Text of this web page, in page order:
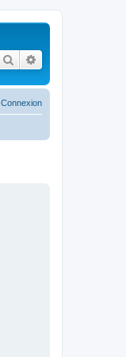
Rechercher
Connexion